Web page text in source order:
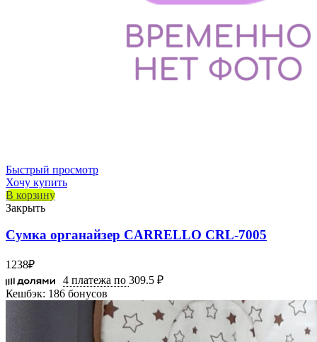
Быстрый просмотр
Хочу купить
В корзину
Закрыть
Сумка органайзер CARRELLO CRL-7005
1238₽
4 платежа по 309.5 ₽
Кешбэк: 186 бонусов